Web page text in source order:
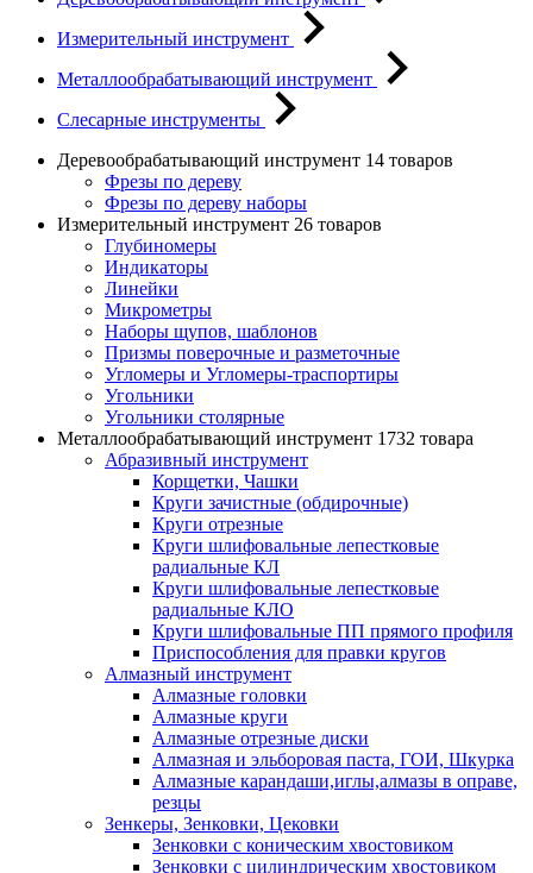
Измерительный инструмент
Металлообрабатывающий инструмент
Слесарные инструменты
Деревообрабатывающий инструмент 14 товаров
Фрезы по дереву
Фрезы по дереву наборы
Измерительный инструмент 26 товаров
Глубиномеры
Индикаторы
Линейки
Микрометры
Наборы щупов, шаблонов
Призмы поверочные и разметочные
Угломеры и Угломеры-траспортиры
Угольники
Угольники столярные
Металлообрабатывающий инструмент 1732 товара
Абразивный инструмент
Корщетки, Чашки
Круги зачистные (обдирочные)
Круги отрезные
Круги шлифовальные лепестковые
радиальные КЛ
Круги шлифовальные лепестковые
радиальные КЛО
Круги шлифовальные ПП прямого профиля
Приспособления для правки кругов
Алмазный инструмент
Алмазные головки
Алмазные круги
Алмазные отрезные диски
Алмазная и эльборовая паста, ГОИ, Шкурка
Алмазные карандаши,иглы,алмазы в оправе,
резцы
Зенкеры, Зенковки, Цековки
Зенковки с коническим хвостовиком
Зенковки с цилиндрическим хвостовиком